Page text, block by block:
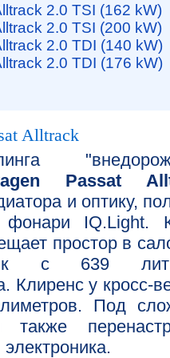
2.0 TSI (162 kW)
2.0 TSI (200 kW)
2.0 TDI (140 kW)
2.0 TDI (176 kW)
Alltrack
Passat
и оптику,
IQ.Light.
простор в
с 639
Клиренс у кросс-
Под